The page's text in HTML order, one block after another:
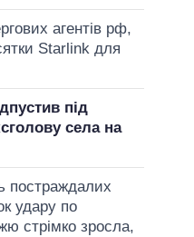
агентів рф,
Starlink для
під
села на
постраждалих
удару по
стрімко зросла,